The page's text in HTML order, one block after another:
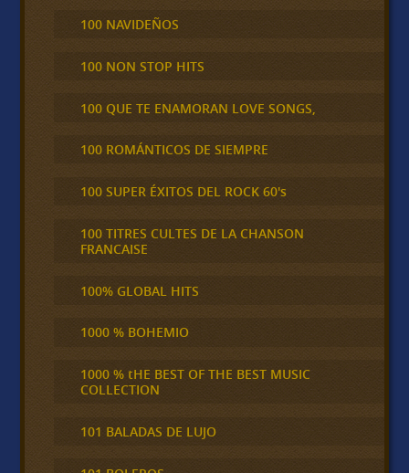
100 NAVIDEÑOS
100 NON STOP HITS
100 QUE TE ENAMORAN LOVE SONGS,
100 ROMÁNTICOS DE SIEMPRE
100 SUPER ÉXITOS DEL ROCK 60's
100 TITRES CULTES DE LA CHANSON
FRANCAISE
100% GLOBAL HITS
1000 % BOHEMIO
1000 % tHE BEST OF THE BEST MUSIC
COLLECTION
101 BALADAS DE LUJO